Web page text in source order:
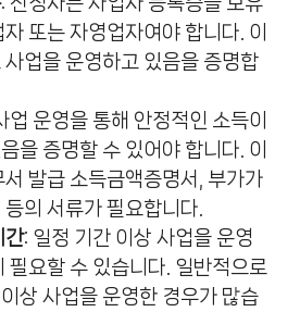
또는 자영업자여야 합니다. 이
사업을 운영하고 있음을 증명합
업 운영을 통해 안정적인 소득이
을 증명할 수 있어야 합니다. 이
서 발급 소득금액증명서, 부가가
의 서류가 필요합니다.
간: 일정 기간 이상 사업을 운영
필요할 수 있습니다. 일반적으로
상 사업을 운영한 경우가 많습